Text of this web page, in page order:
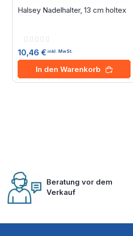
Halsey Nadelhalter, 13 cm holtex
Rating:
10,46 € inkl. MwSt.
In den Warenkorb
Beratung vor dem
Verkauf